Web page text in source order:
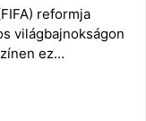
reformja
világbajnokságon
ez…